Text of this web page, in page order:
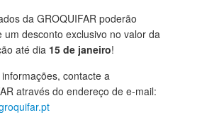
da GROQUIFAR poderão
um desconto exclusivo no valor da
até dia 15 de janeiro!
contacte a
através do endereço de e-mail: